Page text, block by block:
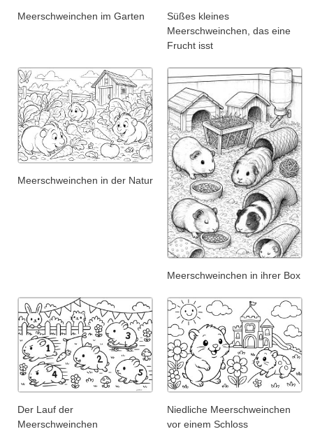
Meerschweinchen im Garten
Süßes kleines
Meerschweinchen, das eine
Frucht isst
Meerschweinchen in der Natur
Meerschweinchen in ihrer Box
Der Lauf der
Meerschweinchen
Niedliche Meerschweinchen
vor einem Schloss